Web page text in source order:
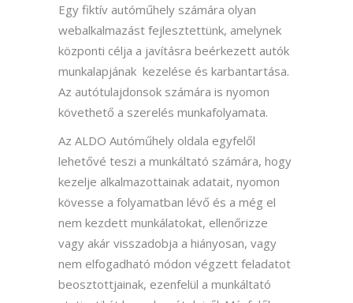
Egy fiktív autóműhely számára olyan
webalkalmazást fejlesztettünk, amelynek
központi célja a javításra beérkezett autók
munkalapjának kezelése és karbantartása.
Az autótulajdonsok számára is nyomon
követhető a szerelés munkafolyamata.
Az ALDO Autóműhely oldala egyfelől
lehetővé teszi a munkáltató számára, hogy
kezelje alkalmazottainak adatait, nyomon
kövesse a folyamatban lévő és a még el
nem kezdett munkálatokat, ellenőrizze
vagy akár visszadobja a hiányosan, vagy
nem elfogadható módon végzett feladatot
beosztottjainak, ezenfelül a munkáltató